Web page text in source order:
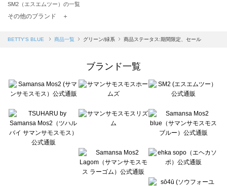
SM2（エスエムツー）の一覧
TSUHARU by Samansa Mos2（ツハルバイサマンサモスモス）の一覧
Samansa Mos2 blue（サマンサモスモス ブルー）の一覧
Te chichi（テチチ）の一覧
Te chichi CLASSIC（テチチ クラシック）の一覧
Lugnoncure（ルノンキュール）の一覧
BETTY'S BLUE（べティーズブルー）の一覧
Wpc.（ワールドパーティー）の一覧
その他のブランド ＋
BETTY'S BLUE 商品一覧 グリーン/緑系 商品ステータス:期間限定、セール
ブランド一覧